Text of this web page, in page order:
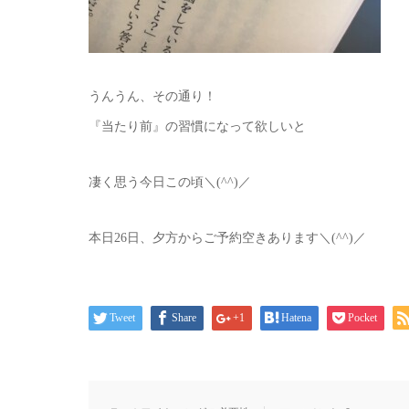
うんうん、その通り！
『当たり前』の習慣になって欲しいと
凄く思う今日この頃＼(^^)／
本日26日、夕方からご予約空きあります＼(^^)／
Tweet Share +1 Hatena Pocket